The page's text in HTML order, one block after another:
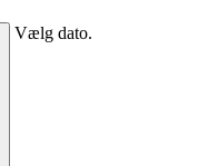
Vælg dato.